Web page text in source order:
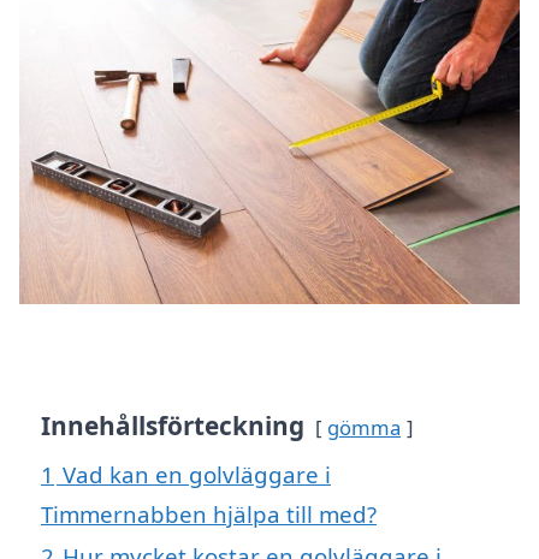
Innehållsförteckning gömma
1 Vad kan en golvläggare i
Timmernabben hjälpa till med?